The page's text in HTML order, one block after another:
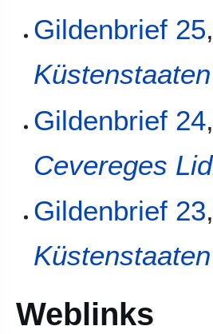
Gildenbrief 25
Küstenstaaten
Gildenbrief 24
Cevereges
Gildenbrief 23
Küstenstaaten
Weblinks